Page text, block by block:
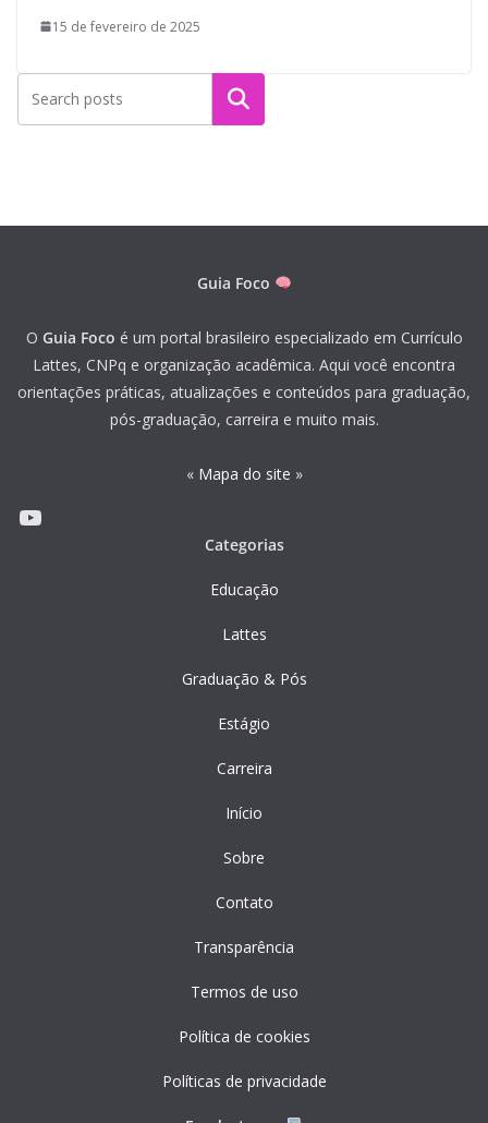
15 de fevereiro de 2025
Pesquisar
Guia Foco
O Guia Foco é um portal brasileiro especializado em Currículo
Lattes, CNPq e organização acadêmica. Aqui você encontra
orientações práticas, atualizações e conteúdos para graduação,
pós-graduação, carreira e muito mais.
« Mapa do site »
Youtube
Categorias
Educação
Lattes
Graduação & Pós
Estágio
Carreira
Início
Sobre
Contato
Transparência
Termos de uso
Política de cookies
Políticas de privacidade